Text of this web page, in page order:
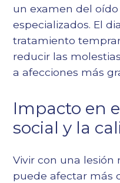
un examen del
especializados. El
tratamiento
reducir las
a afecciones más
Impacto en
social y la
Vivir con una lesión
puede afectar más